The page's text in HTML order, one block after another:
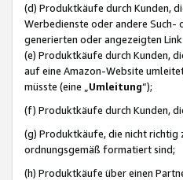
(d) Produktkäufe durch Kunden,
Werbedienste oder andere Such-
generierten oder angezeigten
(e) Produktkäufe durch Kunden,
auf eine Amazon-Website
müsste (eine „ Umleitung“);
(f) Produktkäufe durch Kunden,
(g) Produktkäufe, die nicht richtig
ordnungsgemäß formatiert sind;
(h) Produktkäufe über einen